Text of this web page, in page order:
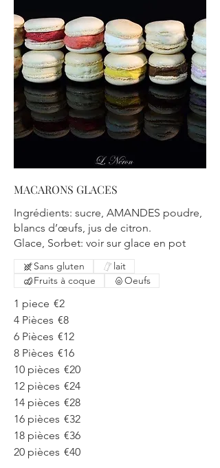
MACARONS GLACES
Ingrédients: sucre, AMANDES poudre,
blancs d’œufs, jus de citron.
Glace, Sorbet: voir sur glace en pot
1 piece €2
4 Pièces €8
6 Pièces €12
8 Pièces €16
10 pièces €20
12 pièces €24
14 pièces €28
16 pièces €32
18 pièces €36
20 pièces €40
Sans gluten
lait
Fruits à coque
Oeufs